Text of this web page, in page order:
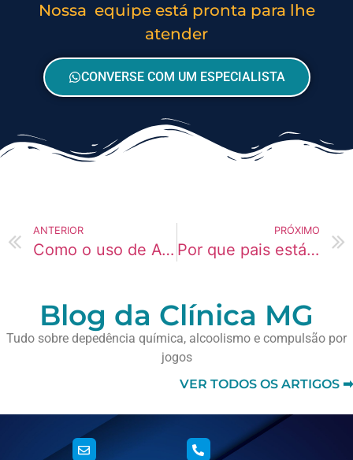
Nossa equipe está pronta para lhe
atender
CONVERSE COM UM ESPECIALISTA
ANTERIOR
Como o uso de Ayahuasca afeta o cérebro de pais
PRÓXIMO
Por que pais está usando mais Spice atualmente?
Blog da Clínica MG
Tudo sobre depedência química, alcoolismo e compulsão por
jogos
VER TODOS OS ARTIGOS ➡